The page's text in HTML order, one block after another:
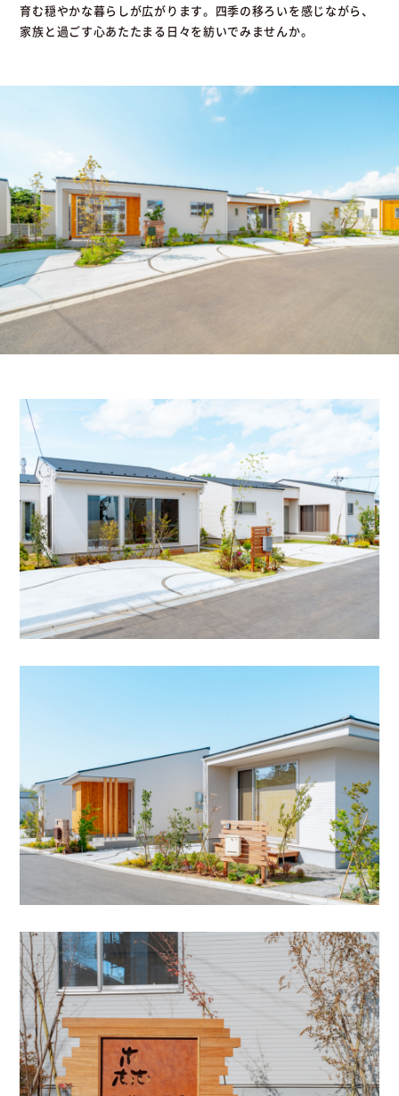
育む穏やかな暮らしが広がります。四季の移ろいを感じながら、
家族と過ごす心あたたまる日々を紡いでみませんか。